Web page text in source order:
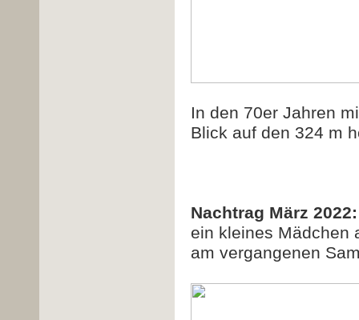
In den 70er Jahren
Blick auf den 324 m
Nachtrag März 2022:
ein kleines Mädchen
am vergangenen